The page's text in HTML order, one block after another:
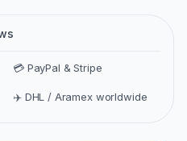
💳 PayPal & Stripe
✈️ DHL / Aramex worldwide